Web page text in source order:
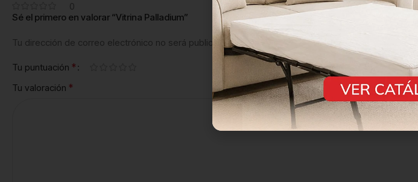
0
Sé el primero en valorar “Vitrina Palladium”
Tu dirección de correo electrónico no será publicada. Los campos obligatorios están marcados con
Tu puntuación *
Tu valoración *